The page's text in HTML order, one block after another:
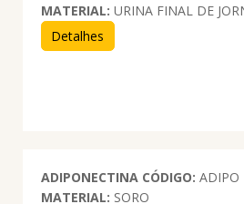
MATERIAL: URINA FINAL DE
Detalhes
ADIPONECTINA CÓDIGO: ADIPO
MATERIAL: SORO